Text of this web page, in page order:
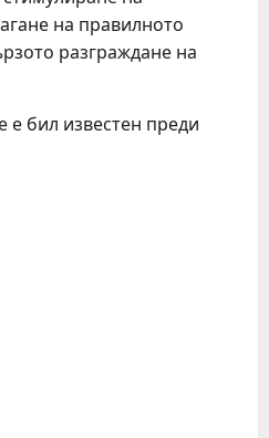
на правилното
разграждане на
е бил известен преди